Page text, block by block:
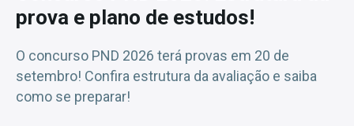
prova e plano de estudos!
O concurso PND 2026 terá provas em 20 de
setembro! Confira estrutura da avaliação e saiba
como se preparar!